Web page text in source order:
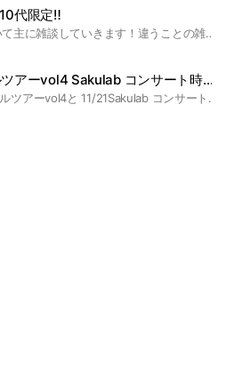
代限定‼️
藤井風のことについて主に雑談していきます！違うことの雑談についてはしても大丈夫ですが、他の人のことも考えながらお話しましょう(´˘`＊)年齢は10代限定‼️荒らしや批判的な方は即削除いたします。なるべく呼びやすい名前にしてね！
Boketsuo ホールツアーvol4 Sakulab コンサート時々
12/6Boketsuo ホールツアーvol4と 11/21Sakulab コンサート時々藤井風 in Kobeの情報交換のオプチャです！ こちらはLIVEに参加した方専用のオプチャです。LIVEに参加なさっていない方はご退室をお願いします 桜子さんを応援する方、大好きな方、楽しみたい方、 そして、nabukoさんのことも応援してるぅ！の方も！どうぞご参加くださいね！ イベント後の写真や動画の交換にもお使いくださいませ❣️皆さんの愛で成功間違いなしです 😊